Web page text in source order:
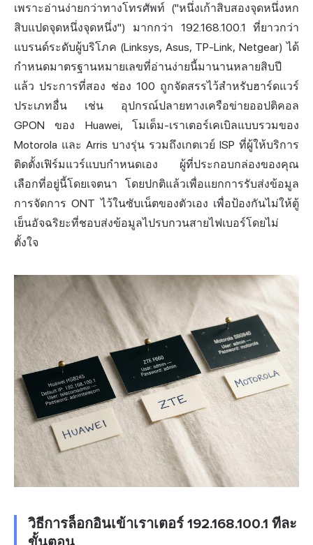
เพราะอ่านง่ายกว่าทางโทรศัพท์ ("หนึ่งเก้าสิบสองจุดหนึ่งหก
สิบแปดจุดหนึ่งจุดหนึ่ง") มากกว่า 192.168.100.1 ที่ยาวกว่า
แบรนด์ระดับผู้บริโภค (Linksys, Asus, TP-Link, Netgear) ได้
กำหนดมาตรฐานหมายเลขที่อ่านง่ายนี้มานานหลายสิบปี
แล้ว ประการที่สอง ช่อง 100 ถูกจัดสรรไว้สำหรับฮาร์ดแวร์
ประเภทอื่น เช่น อุปกรณ์ปลายทางเครือข่ายออปติคอล
GPON ของ Huawei, โมเด็ม-เราเตอร์เคเบิลแบบรวมของ
Motorola และ Arris บางรุ่น รวมถึงเกตเวย์ ISP ที่ผู้ให้บริการ
ติดตั้งเฟิร์มแวร์แบบกำหนดเอง ผู้ที่ประกอบกล่องของคุณ
เลือกที่อยู่นี้โดยเจตนา โดยปกติแล้วเพื่อแยกการรับส่งข้อมูล
การจัดการ ONT ไว้ในซับเน็ตของตัวเอง เพื่อป้องกันไม่ให้ตู้
เย็นอัจฉริยะที่ชอบส่งข้อมูลไปรบกวนสายไฟเบอร์โดยไม่
ตั้งใจ
วิธีการล็อกอินเข้าเราเตอร์ 192.168.100.1 ทีละ